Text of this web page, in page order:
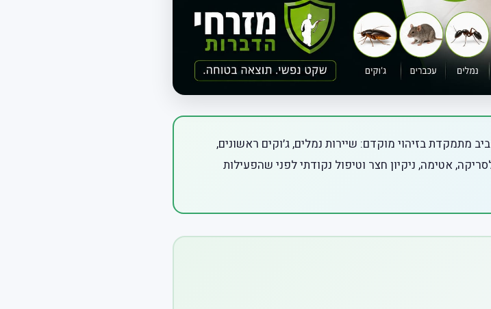
מתמקדת בזיהוי מוקדם: שיירות נמלים, ג׳וקים ראשונים,
אטימה, ניקיון חצר וטיפול נקודתי לפני שהפעילות